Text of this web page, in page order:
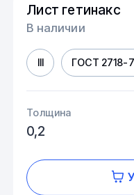
Лист гетинакс
В наличии
III ГОСТ 2718-
Толщина
0,2